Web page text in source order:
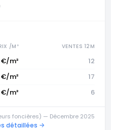
/M² VENTES 12M
€/m²
12
€/m²
17
€/m² 6
foncières) — Décembre 2025
détaillées →